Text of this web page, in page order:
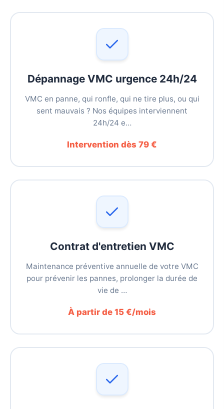
Dépannage VMC urgence 24h/24
VMC en panne, qui ronfle, qui ne tire plus, ou qui
sent mauvais ? Nos équipes interviennent
24h/24 e…
Intervention dès 79 €
Contrat d'entretien VMC
Maintenance préventive annuelle de votre VMC
pour prévenir les pannes, prolonger la durée de
vie de …
À partir de 15 €/mois